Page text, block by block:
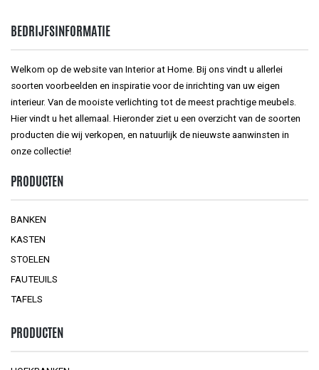
BEDRIJFSINFORMATIE
Welkom op de website van Interior at Home. Bij ons vindt u allerlei
soorten voorbeelden en inspiratie voor de inrichting van uw eigen
interieur. Van de mooiste verlichting tot de meest prachtige meubels.
Hier vindt u het allemaal. Hieronder ziet u een overzicht van de soorten
producten die wij verkopen, en natuurlijk de nieuwste aanwinsten in
onze collectie!
PRODUCTEN
BANKEN
KASTEN
STOELEN
FAUTEUILS
TAFELS
PRODUCTEN